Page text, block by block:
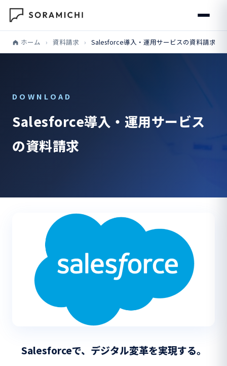
ホーム › 資料請求 › Salesforce導入・運用サービスの資料請求
DOWNLOAD
Salesforce導入・運用サービス
の資料請求
Salesforceで、デジタル変革を実現する。